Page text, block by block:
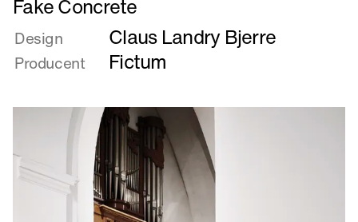
Læs
mere
om
Fake
Fake Concrete
Design Claus Landry Bjerre
Fictum